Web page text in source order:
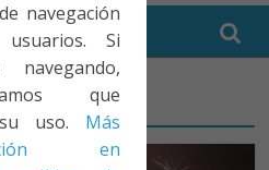
navegación
Si
navegando,
que
uso. Más
en